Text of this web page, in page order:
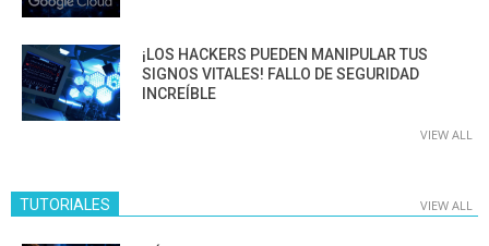
¡LOS HACKERS PUEDEN MANIPULAR TUS
SIGNOS VITALES! FALLO DE SEGURIDAD
INCREÍBLE
VIEW ALL
TUTORIALES VIEW ALL